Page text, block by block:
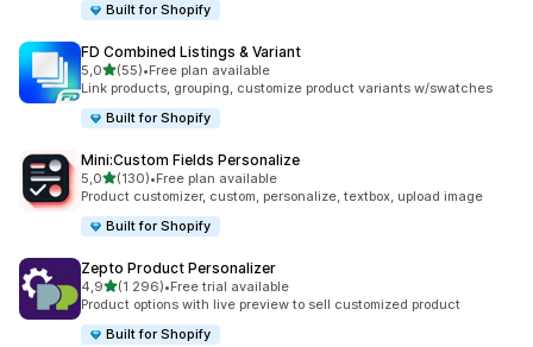
Built for Shopify
FD Combined Listings & Variant
5,0/ 5 tähteä
(55)
55 arvostelua yhteensä
•Free plan available
Link products, grouping, customize product variants w/swatches
Built for Shopify
Mini:Custom Fields Personalize
5,0/ 5 tähteä
(130)
130 arvostelua yhteensä
•Free plan available
Product customizer, custom, personalize, textbox, upload image
Built for Shopify
Zepto Product Personalizer
4,9/ 5 tähteä
(1 296)
1296 arvostelua yhteensä
•Free trial available
Product options with live preview to sell customized product
Built for Shopify